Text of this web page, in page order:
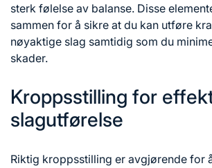
sterk følelse av balanse. Disse
sammen for å sikre at du kan utføre
nøyaktige slag samtidig som du
skader.
Kroppsstilling for
slagutførelse
Riktig kroppsstilling er avgjørende for